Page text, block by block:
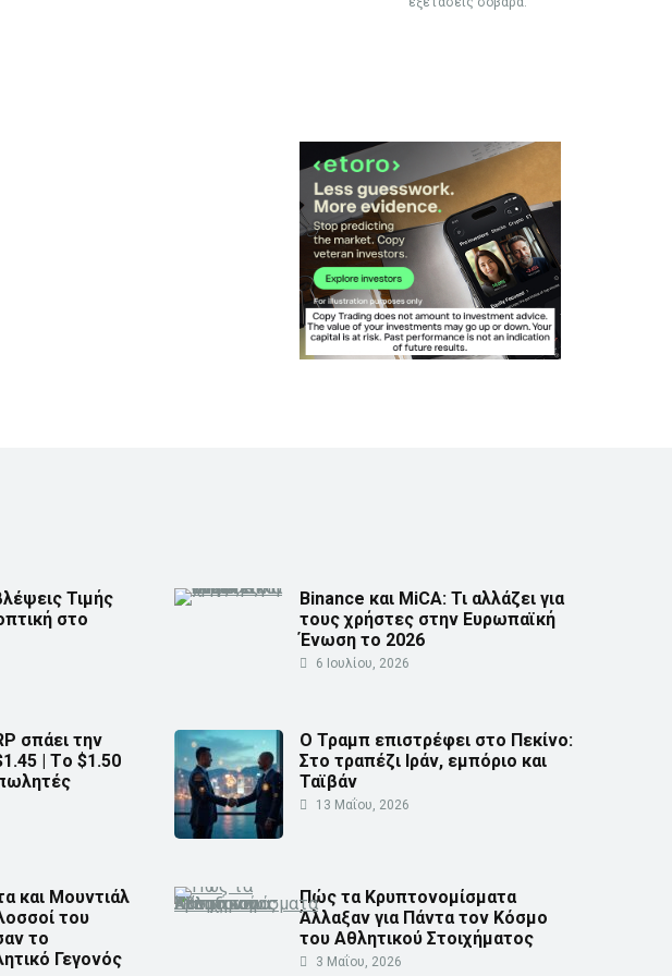
Τιμής
στο
Binance και MiCA: Τι αλλάζει για
τους χρήστες στην Ευρωπαϊκή
Ένωση το 2026
6 Ιουλίου, 2026
σπάει την
| Τo $1.50
Ο Τραμπ επιστρέφει στο Πεκίνο:
Στο τραπέζι Ιράν, εμπόριο και
Ταϊβάν
13 Μαΐου, 2026
και Μουντιάλ
του
το
Γεγονός
Πώς τα Κρυπτονομίσματα
Άλλαξαν για Πάντα τον Κόσμο
του Αθλητικού Στοιχήματος
3 Μαΐου, 2026